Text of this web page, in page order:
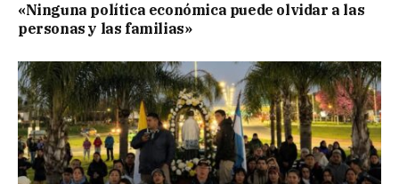
«Ninguna política económica puede olvidar a las
personas y las familias»